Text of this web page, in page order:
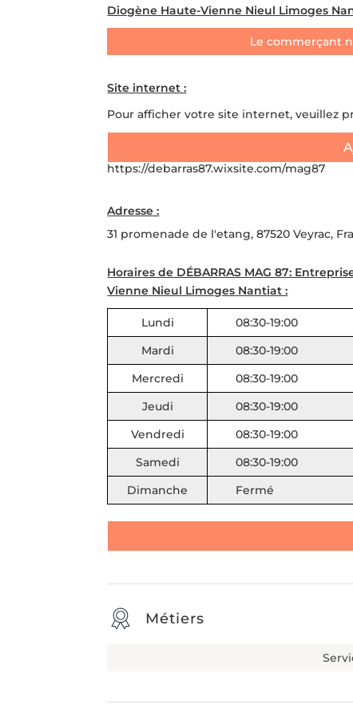
Diogène Haute-Vienne Nieul Limoges
Le commerçant
Site internet :
Pour afficher votre site internet, veuillez
https://debarras87.wixsite.com/mag87
Adresse :
31 promenade de l'etang, 87520 Veyrac,
Horaires de DÉBARRAS MAG 87:
Vienne Nieul Limoges Nantiat :
Lundi
08:30-19:00
Mardi
08:30-19:00
Mercredi
08:30-19:00
Jeudi
08:30-19:00
Vendredi
08:30-19:00
Samedi
08:30-19:00
Dimanche
Fermé
Métiers